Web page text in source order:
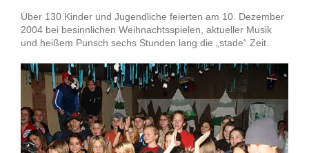
Über 130 Kinder und Jugendliche feierten am 10. Dezember
2004 bei besinnlichen Weihnachtsspielen, aktueller Musik
und heißem Punsch sechs Stunden lang die „stade“ Zeit.